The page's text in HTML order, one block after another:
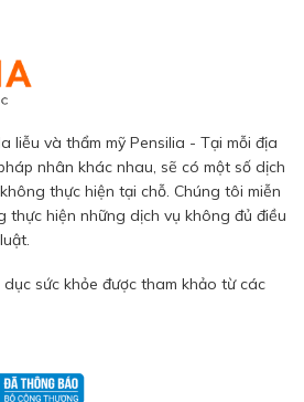
liễu và thẩm mỹ Pensilia - Tại mỗi địa
nhân khác nhau, sẽ có một số dịch
thực hiện tại chỗ. Chúng tôi miễn
thực hiện những dịch vụ không đủ điều
sức khỏe được tham khảo từ các